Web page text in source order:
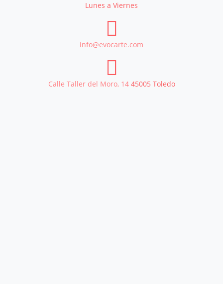
Lunes a Viernes
info@evocarte.com
Calle Taller del Moro, 14 45005 Toledo